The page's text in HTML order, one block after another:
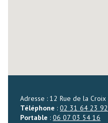
Adresse : 12 Rue de la Croix
Téléphone :02 31 64 23 92
Portable :06 07 03 54 16